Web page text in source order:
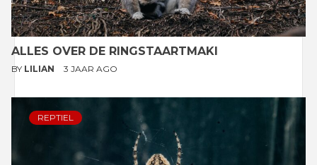
ALLES OVER DE RINGSTAARTMAKI
BY LILIAN 3 JAAR AGO
REPTIEL